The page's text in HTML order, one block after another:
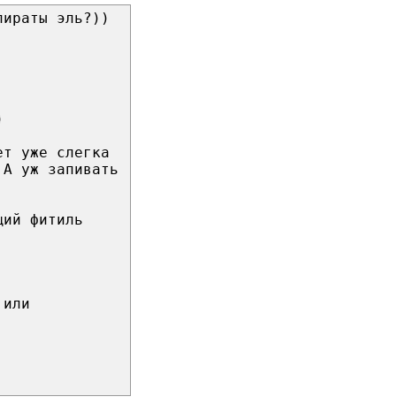
эль?))
уже слегка
уж запивать
фитиль